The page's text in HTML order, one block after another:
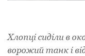
Хлопці сиділи в
ворожий танк і